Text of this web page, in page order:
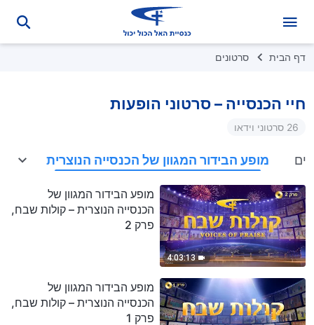
דף הבית סרטונים
חיי הכנסייה – סרטוני הופעות
26 סרטוני וידאו
מופע הבידור המגוון של הכנסייה הנוצרית
4:03:13
מופע הבידור המגוון של
הכנסייה הנוצרית – קולות שבח,
פרק 2
מופע הבידור המגוון של
הכנסייה הנוצרית – קולות שבח,
פרק 1